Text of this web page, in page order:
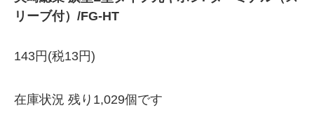
リーブ付）/FG-HT
143円(税13円)
在庫状況 残り1,029個です